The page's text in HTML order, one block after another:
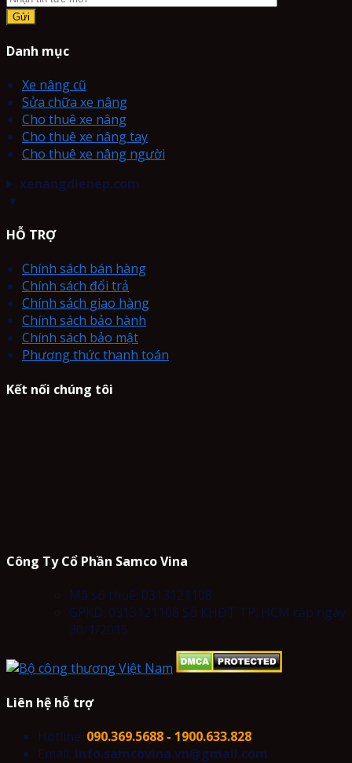
Danh mục
Xe nâng cũ
Sửa chữa xe nâng
Cho thuê xe nâng
Cho thuê xe nâng tay
Cho thuê xe nâng người
xenangdienep.com
▼
HỖ TRỢ
Chính sách bán hàng
Chính sách đổi trả
Chính sách giao hàng
Chính sách bảo hành
Chính sách bảo mật
Phương thức thanh toán
Kết nối chúng tôi
Công Ty Cổ Phần Samco Vina
Mã số thuế: 0313121108
GPKD: 0313121108 Sở KHĐT TP. HCM cấp ngày
30/1/2015.
Liên hệ hỗ trợ
Hotline: 090.369.5688 - 1900.633.828
Email: info.samcovina.vn@gmail.com